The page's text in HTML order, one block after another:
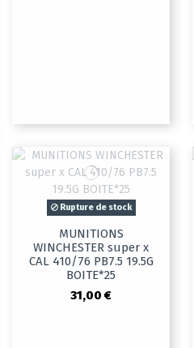
Rupture de stock
MUNITIONS
WINCHESTER super x
CAL 410/76 PB7.5 19.5G
BOITE*25
31,00 €